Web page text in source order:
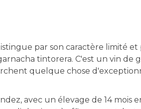
par son caractère limité et
tintorera. C'est un vin de
quelque chose
avec un élevage de 14 mois